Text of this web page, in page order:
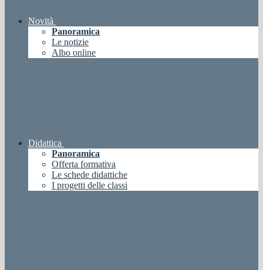
Novità
Panoramica
Le notizie
Albo online
Didattica
Panoramica
Offerta formativa
Le schede didattiche
I progetti delle classi